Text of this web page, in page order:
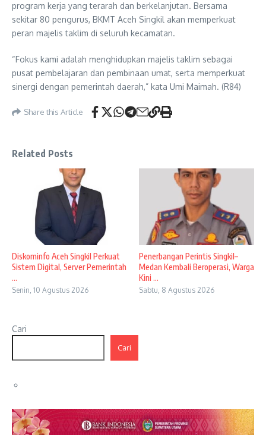
program kerja yang terarah dan berkelanjutan. Bersama
sekitar 80 pengurus, BKMT Aceh Singkil akan memperkuat
peran majelis taklim di seluruh kecamatan.
“Fokus kami adalah menghidupkan majelis taklim sebagai
pusat pembelajaran dan pembinaan umat, serta memperkuat
sinergi dengan pemerintah daerah,” kata Umi Maimah. (R84)
Share this Article
Related Posts
Diskominfo Aceh Singkil Perkuat
Sistem Digital, Server Pemerintah
...
Senin, 10 Agustus 2026
Penerbangan Perintis Singkil–
Medan Kembali Beroperasi, Warga
Kini ...
Sabtu, 8 Agustus 2026
Cari
Cari